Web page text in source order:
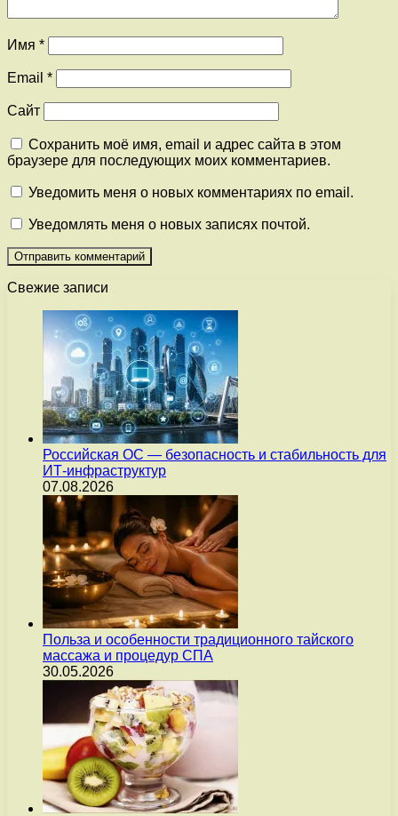
Имя *
Email *
Сайт
Сохранить моё имя, email и адрес сайта в этом
браузере для последующих моих комментариев.
Уведомить меня о новых комментариях по email.
Уведомлять меня о новых записях почтой.
Свежие записи
Российская ОС — безопасность и стабильность для
ИТ-инфраструктур
07.08.2026
Польза и особенности традиционного тайского
массажа и процедур СПА
30.05.2026